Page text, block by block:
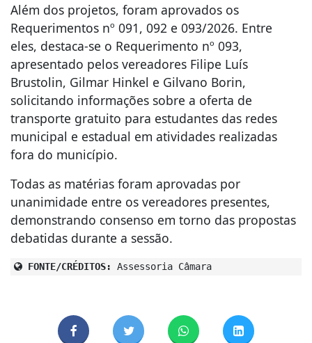
Além dos projetos, foram aprovados os
Requerimentos nº 091, 092 e 093/2026. Entre
eles, destaca-se o Requerimento nº 093,
apresentado pelos vereadores Filipe Luís
Brustolin, Gilmar Hinkel e Gilvano Borin,
solicitando informações sobre a oferta de
transporte gratuito para estudantes das redes
municipal e estadual em atividades realizadas
fora do município.
Todas as matérias foram aprovadas por
unanimidade entre os vereadores presentes,
demonstrando consenso em torno das propostas
debatidas durante a sessão.
FONTE/CRÉDITOS: Assessoria Câmara